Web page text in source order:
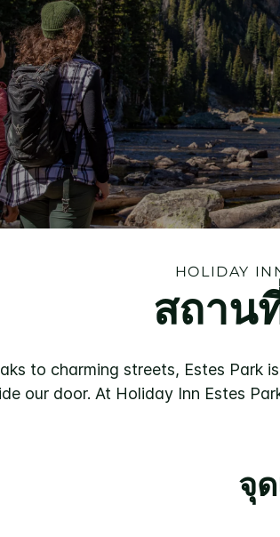
HOLIDAY
สถาน
to charming streets, Estes Park
our door. At Holiday Inn Estes
จุ